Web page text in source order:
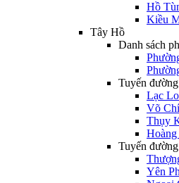
Hồ
Kiều
Tây Hồ
Danh sách
Tuyến
Lạc
Võ
Thụy
Tuyến
Yên